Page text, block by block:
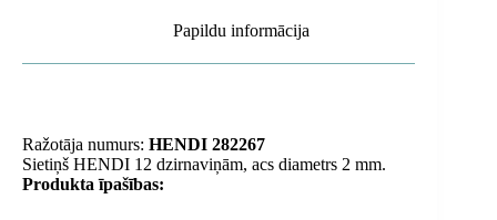
Papildu informācija
Ražotāja numurs: HENDI 282267
Sietiņš HENDI 12 dzirnaviņām, acs diametrs 2 mm.
Produkta īpašības: